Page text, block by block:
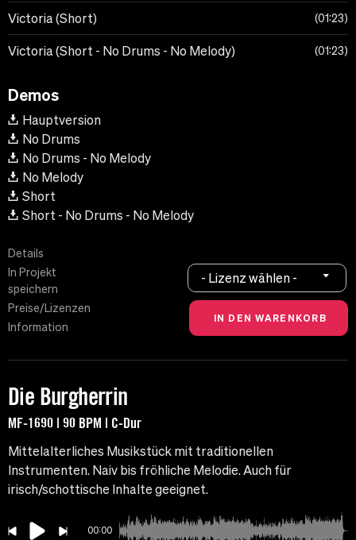
Victoria (Short) 01:23
Victoria (Short - No Drums - No Melody) 01:23
Demos
Hauptversion
No Drums
No Drums - No Melody
No Melody
Short
Short - No Drums - No Melody
Details
In Projekt
speichern
Preise/Lizenzen
Information
- Lizenz wählen -
Die Burgherrin
MF-1690 | 90 BPM | C-Dur
Mittelalterliches Musikstück mit traditionellen
Instrumenten. Naiv bis fröhliche Melodie. Auch für
irisch/schottische Inhalte geeignet.
00:00